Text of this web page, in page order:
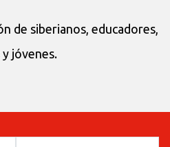
de siberianos, educadores,
jóvenes.